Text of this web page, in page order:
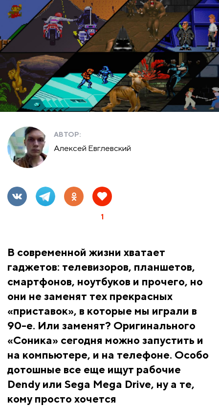
АВТОР:
Алексей Евглевский
1
В современной жизни хватает
гаджетов: телевизоров, планшетов,
смартфонов, ноутбуков и прочего, но
они не заменят тех прекрасных
«приставок», в которые мы играли в
90-е. Или заменят? Оригинального
«Соника» сегодня можно запустить и
на компьютере, и на телефоне. Особо
дотошные все еще ищут рабочие
Dendy или Sega Mega Drive, ну а те,
кому просто хочется